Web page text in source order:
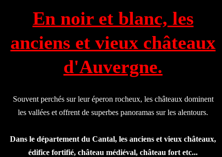
En noir et blanc, les
anciens et vieux châteaux
d'Auvergne.
Souvent perchés sur leur éperon rocheux, les châteaux dominent
les vallées et offrent de superbes panoramas sur les alentours.
Dans le département du Cantal, les anciens et vieux châteaux,
édifice fortifié, château médiéval, château fort etc...